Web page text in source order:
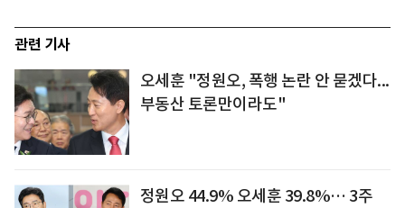
관련 기사
오세훈 "정원오, 폭행 논란 안 묻겠다...
부동산 토론만이라도"
정원오 44.9% 오세훈 39.8%… 3주